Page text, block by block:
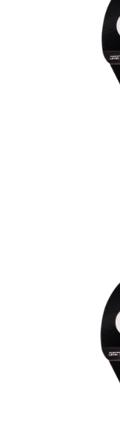
STRONG
HAPPY AIR
je nešto više
Voćni miris
STRONG
HAPPY AIR
je nešto više